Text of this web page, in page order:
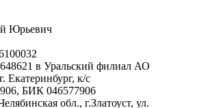
Юрьевич
в Уральский филиал АО
Екатеринбург, к/с
БИК 046577906
обл., г.Златоуст, ул.